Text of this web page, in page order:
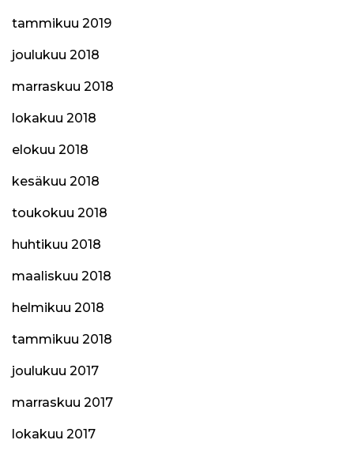
tammikuu 2019
joulukuu 2018
marraskuu 2018
lokakuu 2018
elokuu 2018
kesäkuu 2018
toukokuu 2018
huhtikuu 2018
maaliskuu 2018
helmikuu 2018
tammikuu 2018
joulukuu 2017
marraskuu 2017
lokakuu 2017